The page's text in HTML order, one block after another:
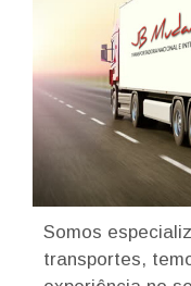
Somos
transportes,